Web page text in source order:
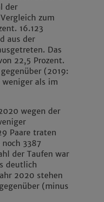
der
zum
16.123
aus der
Das
22,5 Prozent.
(2019:
weniger als im
wegen der
Paare traten
3387
der Taufen war
deutlich
2020 stehen
(minus